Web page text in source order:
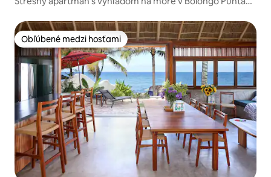
Obľúbené medzi hosťami
Obľúbené medzi hosťami